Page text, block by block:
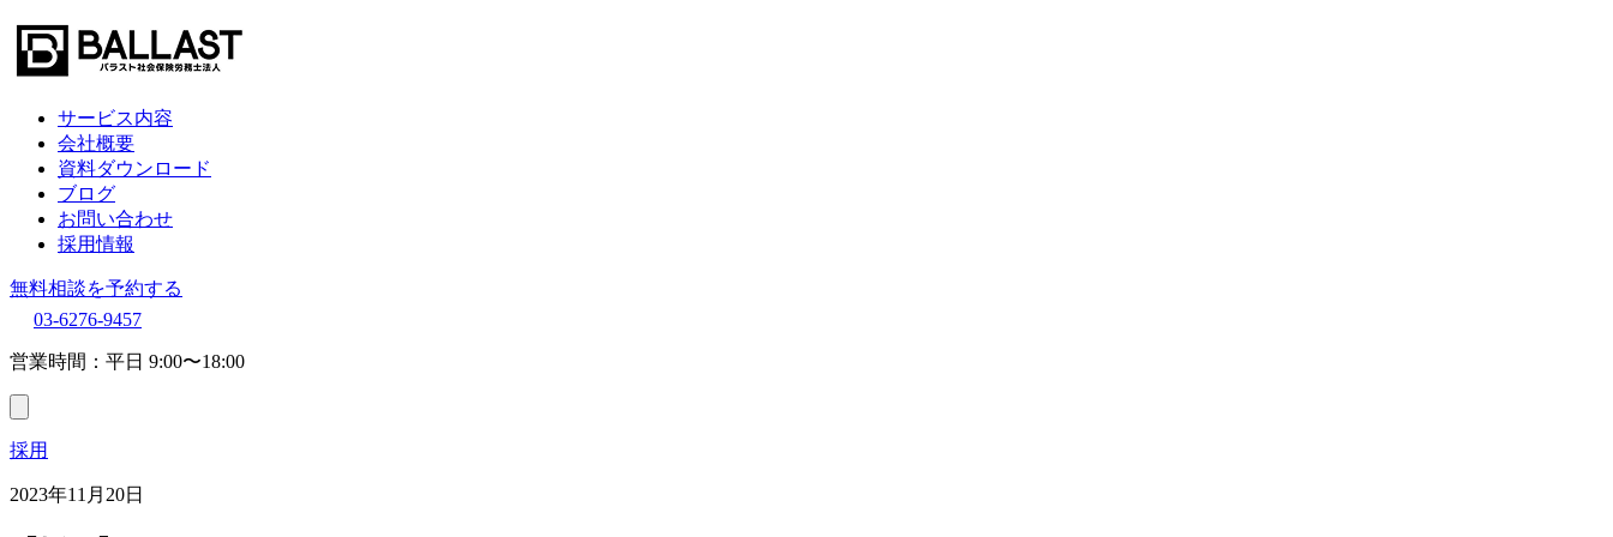
サービス内容
会社概要
資料ダウンロード
ブログ
お問い合わせ
採用情報
無料相談を予約する
03-6276-9457
営業時間：平日 9:00〜18:00
採用
2023年11月20日